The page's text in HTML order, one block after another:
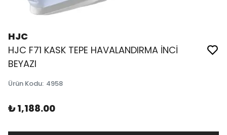
HJC
HJC F71 KASK TEPE HAVALANDIRMA İNCİ
BEYAZI
Ürün Kodu: 4958
₺ 1,188.00